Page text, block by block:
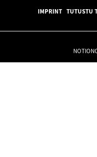
IMPRINT TUTUSTU